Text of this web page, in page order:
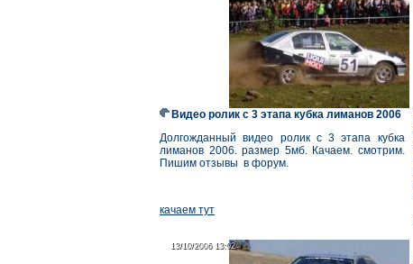
Видео ролик с 3 этапа кубка лиманов 2006
Долгожданный видео ролик с 3 этапа кубка
лиманов 2006. размер 5мб. Качаем. смотрим.
Пишим отзывы в форум.
качаем тут
13/10/2006 13:02
13/10/2006 13:02